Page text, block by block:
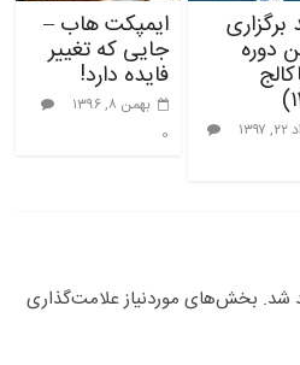
برگزاری
دوره
ایمپکت‌ هاب –
جایی که تغییر
فایده دارد!
بهمن ۸, ۱۳۹۶
0
شد. بخش‌های موردنیاز علامت‌گذاری